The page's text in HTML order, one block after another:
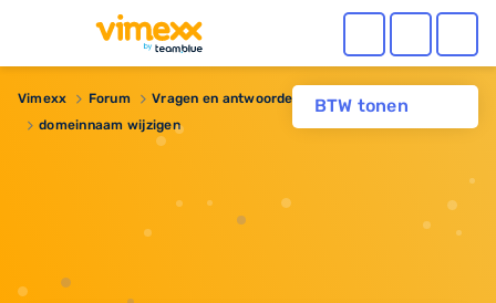
BTW tonen
Vimexx Forum Vragen en antwoorden
Domeinnaam
domeinnaam wijzigen